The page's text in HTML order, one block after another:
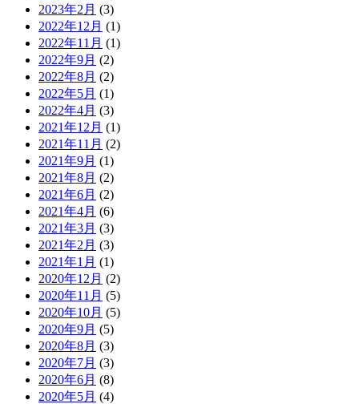
2023年2月 (3)
2022年12月 (1)
2022年11月 (1)
2022年9月 (2)
2022年8月 (2)
2022年5月 (1)
2022年4月 (3)
2021年12月 (1)
2021年11月 (2)
2021年9月 (1)
2021年8月 (2)
2021年6月 (2)
2021年4月 (6)
2021年3月 (3)
2021年2月 (3)
2021年1月 (1)
2020年12月 (2)
2020年11月 (5)
2020年10月 (5)
2020年9月 (5)
2020年8月 (3)
2020年7月 (3)
2020年6月 (8)
2020年5月 (4)